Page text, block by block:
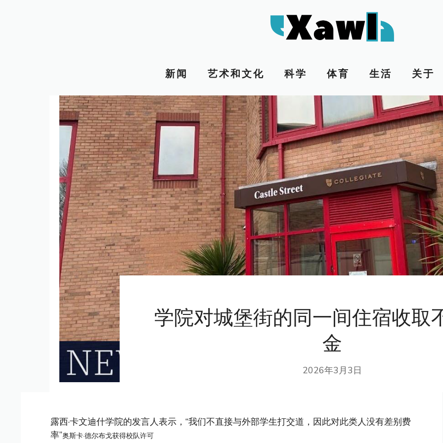
新闻 艺术和文化 科学 体育 生活 关于
学院对城堡街的同一间住宿收取
金
2026年3月3日
露西·卡文迪什学院的发言人表示，“我们不直接与外部学生打交道，因此对此类人没有差别费
率”奥斯卡·德尔布戈获得校队许可